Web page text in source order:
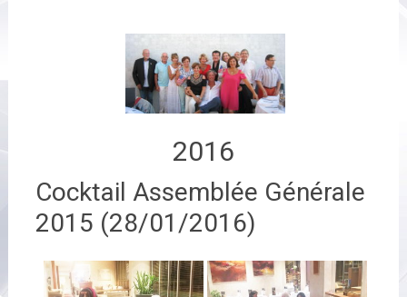
2016
Cocktail Assemblée Générale
2015 (28/01/2016)